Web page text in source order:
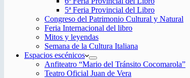
5ª Feria Provincial del Libro
Congreso del Patrimonio Cultural y Natural
Feria Internacional del libro
Mitos y leyendas
Semana de la Cultura Italiana
Espacios escénicos
Anfiteatro “Mario del Tránsito Cocomarola”
Teatro Oficial Juan de Vera